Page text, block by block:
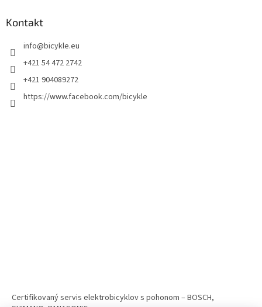
Kontakt
info@bicykle.eu
+421 54 472 2742
+421 904089272
https://www.facebook.com/bicykle
Certifikovaný servis elektrobicyklov s pohonom – BOSCH,